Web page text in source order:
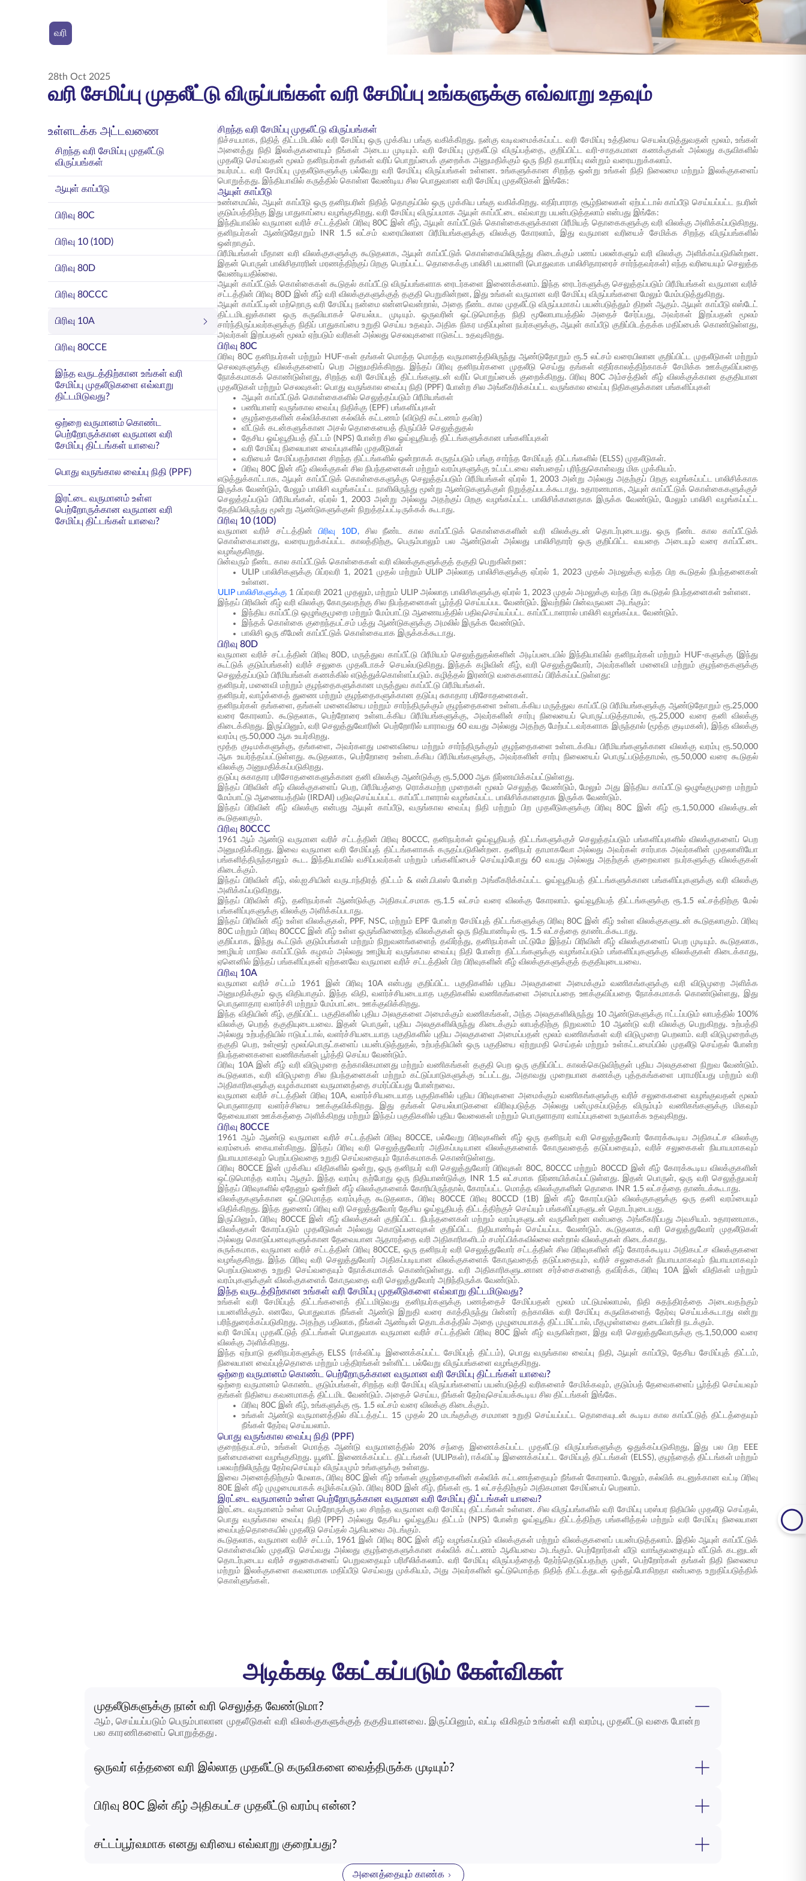
வரி
28th Oct 2025
வரி சேமிப்பு முதலீட்டு விருப்பங்கள் வரி சேமிப்பு உங்களுக்கு எவ்வாறு உதவும்
உள்ளடக்க அட்டவணை
சிறந்த வரி சேமிப்பு முதலீட்டு
விருப்பங்கள்
ஆயுள் காப்பீடு
பிரிவு 80C
பிரிவு 10 (10D)
பிரிவு 80D
பிரிவு 80CCC
பிரிவு 10A
பிரிவு 80CCE
இந்த வருடத்திற்கான உங்கள் வரி
சேமிப்பு முதலீடுகளை எவ்வாறு
திட்டமிடுவது?
ஒற்றை வருமானம் கொண்ட
பெற்றோருக்கான வருமான வரி
சேமிப்பு திட்டங்கள் யாவை?
பொது வருங்கால வைப்பு நிதி (PPF)
இரட்டை வருமானம் உள்ள
பெற்றோருக்கான வருமான வரி
சேமிப்பு திட்டங்கள் யாவை?
சிறந்த வரி சேமிப்பு முதலீட்டு விருப்பங்கள்
நிச்சயமாக, நிதித் திட்டமிடலில் வரி சேமிப்பு ஒரு முக்கிய பங்கு வகிக்கிறது. நன்கு வடிவமைக்கப்பட்ட வரி சேமிப்பு உத்தியை செயல்படுத்துவதன் மூலம், உங்கள்
அனைத்து நிதி இலக்குகளையும் நீங்கள் அடைய முடியும். வரி சேமிப்பு முதலீட்டு விருப்பத்தை, குறிப்பிட்ட வரி-சாதகமான கணக்குகள் அல்லது கருவிகளில்
முதலீடு செய்வதன் மூலம் தனிநபர்கள் தங்கள் வரிப் பொறுப்பைக் குறைக்க அனுமதிக்கும் ஒரு நிதி தயாரிப்பு என்றும் வரையறுக்கலாம்.
உயர்மட்ட வரி சேமிப்பு முதலீடுகளுக்கு பல்வேறு வரி சேமிப்பு விருப்பங்கள் உள்ளன. உங்களுக்கான சிறந்த ஒன்று உங்கள் நிதி நிலைமை மற்றும் இலக்குகளைப்
பொறுத்தது. இந்தியாவில் கருத்தில் கொள்ள வேண்டிய சில பொதுவான வரி சேமிப்பு முதலீடுகள் இங்கே:
ஆயுள் காப்பீடு
உண்மையில், ஆயுள் காப்பீடு ஒரு தனிநபரின் நிதித் தொகுப்பில் ஒரு முக்கிய பங்கு வகிக்கிறது. எதிர்பாராத சூழ்நிலைகள் ஏற்பட்டால் காப்பீடு செய்யப்பட்ட நபரின்
குடும்பத்திற்கு இது பாதுகாப்பை வழங்குகிறது. வரி சேமிப்பு விருப்பமாக ஆயுள் காப்பீட்டை எவ்வாறு பயன்படுத்தலாம் என்பது இங்கே:
இந்தியாவில் வருமான வரிச் சட்டத்தின் பிரிவு 80C இன் கீழ், ஆயுள் காப்பீட்டுக் கொள்கைகளுக்கான பிரீமியத் தொகைகளுக்கு வரி விலக்கு அளிக்கப்படுகிறது.
தனிநபர்கள் ஆண்டுதோறும் INR 1.5 லட்சம் வரையிலான பிரீமியங்களுக்கு விலக்கு கோரலாம், இது வருமான வரியைச் சேமிக்க சிறந்த விருப்பங்களில்
ஒன்றாகும்.
பிரீமியங்கள் மீதான வரி விலக்குகளுக்கு கூடுதலாக, ஆயுள் காப்பீட்டுக் கொள்கையிலிருந்து கிடைக்கும் பணப் பலன்களும் வரி விலக்கு அளிக்கப்படுகின்றன.
இதன் பொருள் பாலிசிதாரரின் மரணத்திற்குப் பிறகு பெறப்பட்ட தொகைக்கு பாலிசி பயனாளி (பொதுவாக பாலிசிதாரரைச் சார்ந்தவர்கள்) எந்த வரியையும் செலுத்த
வேண்டியதில்லை.
ஆயுள் காப்பீட்டுக் கொள்கைகள் கூடுதல் காப்பீட்டு விருப்பங்களாக ரைடர்களை இணைக்கலாம். இந்த ரைடர்களுக்கு செலுத்தப்படும் பிரீமியங்கள் வருமான வரிச்
சட்டத்தின் பிரிவு 80D இன் கீழ் வரி விலக்குகளுக்குத் தகுதி பெறுகின்றன, இது உங்கள் வருமான வரி சேமிப்பு விருப்பங்களை மேலும் மேம்படுத்துகிறது.
ஆயுள் காப்பீட்டின் மற்றொரு வரி சேமிப்பு நன்மை என்னவென்றால், அதை நீண்ட கால முதலீட்டு விருப்பமாகப் பயன்படுத்தும் திறன் ஆகும். ஆயுள் காப்பீடு எஸ்டேட்
திட்டமிடலுக்கான ஒரு கருவியாகச் செயல்பட முடியும். ஒருவரின் ஒட்டுமொத்த நிதி மூலோபாயத்தில் அதைச் சேர்ப்பது, அவர்கள் இறப்பதன் மூலம்
சார்ந்திருப்பவர்களுக்கு நிதிப் பாதுகாப்பை உறுதி செய்ய உதவும். அதிக நிகர மதிப்புள்ள நபர்களுக்கு, ஆயுள் காப்பீடு குறிப்பிடத்தக்க மதிப்பைக் கொண்டுள்ளது,
அவர்கள் இறப்பதன் மூலம் ஏற்படும் வரிகள் அல்லது செலவுகளை ஈடுகட்ட உதவுகிறது.
பிரிவு 80C
பிரிவு 80C தனிநபர்கள் மற்றும் HUF-கள் தங்கள் மொத்த மொத்த வருமானத்திலிருந்து ஆண்டுதோறும் ரூ.5 லட்சம் வரையிலான குறிப்பிட்ட முதலீடுகள் மற்றும்
செலவுகளுக்கு விலக்குகளைப் பெற அனுமதிக்கிறது. இந்தப் பிரிவு தனிநபர்களை முதலீடு செய்து தங்கள் எதிர்காலத்திற்காகச் சேமிக்க ஊக்குவிப்பதை
நோக்கமாகக் கொண்டுள்ளது, சிறந்த வரி சேமிப்புத் திட்டங்களுடன் வரிப் பொறுப்பைக் குறைக்கிறது. பிரிவு 80C அம்சத்தின் கீழ் விலக்குக்கான தகுதியான
முதலீடுகள் மற்றும் செலவுகள்: பொது வருங்கால வைப்பு நிதி (PPF) போன்ற சில அங்கீகரிக்கப்பட்ட வருங்கால வைப்பு நிதிகளுக்கான பங்களிப்புகள்
ஆயுள் காப்பீட்டுக் கொள்கைகளில் செலுத்தப்படும் பிரீமியங்கள்
பணியாளர் வருங்கால வைப்பு நிதிக்கு (EPF) பங்களிப்புகள்
குழந்தைகளின் கல்விக்கான கல்விக் கட்டணம் (விடுதி கட்டணம் தவிர)
வீட்டுக் கடன்களுக்கான அசல் தொகையைத் திருப்பிச் செலுத்துதல்
தேசிய ஓய்வூதியத் திட்டம் (NPS) போன்ற சில ஓய்வூதியத் திட்டங்களுக்கான பங்களிப்புகள்
வரி சேமிப்பு நிலையான வைப்புகளில் முதலீடுகள்
வரியைச் சேமிப்பதற்கான சிறந்த திட்டங்களில் ஒன்றாகக் கருதப்படும் பங்கு சார்ந்த சேமிப்புத் திட்டங்களில் (ELSS) முதலீடுகள்.
பிரிவு 80C இன் கீழ் விலக்குகள் சில நிபந்தனைகள் மற்றும் வரம்புகளுக்கு உட்பட்டவை என்பதைப் புரிந்துகொள்வது மிக முக்கியம்.
எடுத்துக்காட்டாக, ஆயுள் காப்பீட்டுக் கொள்கைகளுக்கு செலுத்தப்படும் பிரீமியங்கள் ஏப்ரல் 1, 2003 அன்று அல்லது அதற்குப் பிறகு வழங்கப்பட்ட பாலிசிக்காக
இருக்க வேண்டும், மேலும் பாலிசி வழங்கப்பட்ட நாளிலிருந்து மூன்று ஆண்டுகளுக்குள் நிறுத்தப்படக்கூடாது. உதாரணமாக, ஆயுள் காப்பீட்டுக் கொள்கைகளுக்குச்
செலுத்தப்படும் பிரீமியங்கள், ஏப்ரல் 1, 2003 அன்று அல்லது அதற்குப் பிறகு வழங்கப்பட்ட பாலிசிக்கானதாக இருக்க வேண்டும், மேலும் பாலிசி வழங்கப்பட்ட
தேதியிலிருந்து மூன்று ஆண்டுகளுக்குள் நிறுத்தப்பட்டிருக்கக் கூடாது.
பிரிவு 10 (10D)
வருமான வரிச் சட்டத்தின் பிரிவு 10D,சில நீண்ட கால காப்பீட்டுக் கொள்கைகளின் வரி விலக்குடன் தொடர்புடையது. ஒரு நீண்ட கால காப்பீட்டுக்
கொள்கையானது, வரையறுக்கப்பட்ட காலத்திற்கு, பெரும்பாலும் பல ஆண்டுகள் அல்லது பாலிசிதாரர் ஒரு குறிப்பிட்ட வயதை அடையும் வரை காப்பீட்டை
வழங்குகிறது.
பின்வரும் நீண்ட கால காப்பீட்டுக் கொள்கைகள் வரி விலக்குகளுக்குத் தகுதி பெறுகின்றன:
ULIP பாலிசிகளுக்கு பிப்ரவரி 1, 2021 முதல் மற்றும் ULIP அல்லாத பாலிசிகளுக்கு ஏப்ரல் 1, 2023 முதல் அமலுக்கு வந்த பிற கூடுதல் நிபந்தனைகள்
உள்ளன.
ULIP பாலிசிகளுக்கு 1 பிப்ரவரி 2021 முதலும், மற்றும் ULIP அல்லாத பாலிசிகளுக்கு ஏப்ரல் 1, 2023 முதல் அமலுக்கு வந்த பிற கூடுதல் நிபந்தனைகள் உள்ளன.
இந்தப் பிரிவின் கீழ் வரி விலக்கு கோருவதற்கு சில நிபந்தனைகள் பூர்த்தி செய்யப்பட வேண்டும். இவற்றில் பின்வருவன அடங்கும்:
இந்திய காப்பீட்டு ஒழுங்குமுறை மற்றும் மேம்பாட்டு ஆணையத்தில் பதிவுசெய்யப்பட்ட காப்பீட்டாளரால் பாலிசி வழங்கப்பட வேண்டும்.
இந்தக் கொள்கை குறைந்தபட்சம் பத்து ஆண்டுகளுக்கு அமலில் இருக்க வேண்டும்.
பாலிசி ஒரு கீமேன் காப்பீட்டுக் கொள்கையாக இருக்கக்கூடாது.
பிரிவு 80D
வருமான வரிச் சட்டத்தின் பிரிவு 80D, மருத்துவ காப்பீட்டு பிரீமியம் செலுத்துதல்களின் அடிப்படையில் இந்தியாவில் தனிநபர்கள் மற்றும் HUF-களுக்கு (இந்து
கூட்டுக் குடும்பங்கள்) வரிச் சலுகை முதலீடாகச் செயல்படுகிறது. இந்தக் கழிவின் கீழ், வரி செலுத்துவோர், அவர்களின் மனைவி மற்றும் குழந்தைகளுக்கு
செலுத்தப்படும் பிரீமியங்கள் கணக்கில் எடுத்துக்கொள்ளப்படும். கழித்தல் இரண்டு வகைகளாகப் பிரிக்கப்பட்டுள்ளது:
தனிநபர், மனைவி மற்றும் குழந்தைகளுக்கான மருத்துவ காப்பீட்டு பிரீமியங்கள்.
தனிநபர், வாழ்க்கைத் துணை மற்றும் குழந்தைகளுக்கான தடுப்பு சுகாதார பரிசோதனைகள்.
தனிநபர்கள் தங்களை, தங்கள் மனைவியை மற்றும் சார்ந்திருக்கும் குழந்தைகளை உள்ளடக்கிய மருத்துவ காப்பீட்டு பிரீமியங்களுக்கு ஆண்டுதோறும் ரூ.25,000
வரை கோரலாம். கூடுதலாக, பெற்றோரை உள்ளடக்கிய பிரீமியங்களுக்கு, அவர்களின் சார்பு நிலையைப் பொருட்படுத்தாமல், ரூ.25,000 வரை தனி விலக்கு
கிடைக்கிறது. இருப்பினும், வரி செலுத்துவோரின் பெற்றோரில் யாராவது 60 வயது அல்லது அதற்கு மேற்பட்டவர்களாக இருந்தால் (மூத்த குடிமகன்), இந்த விலக்கு
வரம்பு ரூ.50,000 ஆக உயர்கிறது.
மூத்த குடிமக்களுக்கு, தங்களை, அவர்களது மனைவியை மற்றும் சார்ந்திருக்கும் குழந்தைகளை உள்ளடக்கிய பிரீமியங்களுக்கான விலக்கு வரம்பு ரூ.50,000
ஆக உயர்த்தப்பட்டுள்ளது. கூடுதலாக, பெற்றோரை உள்ளடக்கிய பிரீமியங்களுக்கு, அவர்களின் சார்பு நிலையைப் பொருட்படுத்தாமல், ரூ.50,000 வரை கூடுதல்
விலக்கு அனுமதிக்கப்படுகிறது.
தடுப்பு சுகாதார பரிசோதனைகளுக்கான தனி விலக்கு ஆண்டுக்கு ரூ.5,000 ஆக நிர்ணயிக்கப்பட்டுள்ளது.
இந்தப் பிரிவின் கீழ் விலக்குகளைப் பெற, பிரீமியத்தை ரொக்கமற்ற முறைகள் மூலம் செலுத்த வேண்டும், மேலும் அது இந்திய காப்பீட்டு ஒழுங்குமுறை மற்றும்
மேம்பாட்டு ஆணையத்தில் (IRDAI) பதிவுசெய்யப்பட்ட காப்பீட்டாளரால் வழங்கப்பட்ட பாலிசிக்கானதாக இருக்க வேண்டும்.
இந்தப் பிரிவின் கீழ் விலக்கு என்பது ஆயுள் காப்பீடு, வருங்கால வைப்பு நிதி மற்றும் பிற முதலீடுகளுக்கு பிரிவு 80C இன் கீழ் ரூ.1,50,000 விலக்குடன்
கூடுதலாகும்.
பிரிவு 80CCC
1961 ஆம் ஆண்டு வருமான வரிச் சட்டத்தின் பிரிவு 80CCC, தனிநபர்கள் ஓய்வூதியத் திட்டங்களுக்குச் செலுத்தப்படும் பங்களிப்புகளில் விலக்குகளைப் பெற
அனுமதிக்கிறது. இவை வருமான வரி சேமிப்புத் திட்டங்களாகக் கருதப்படுகின்றன. தனிநபர் தாமாகவோ அல்லது அவர்கள் சார்பாக அவர்களின் முதலாளியோ
பங்களித்திருந்தாலும் கூட. இந்தியாவில் வசிப்பவர்கள் மற்றும் பங்களிப்பைச் செய்யும்போது 60 வயது அல்லது அதற்குக் குறைவான நபர்களுக்கு விலக்குகள்
கிடைக்கும்.
இந்தப் பிரிவின் கீழ், எல்.ஐ.சியின் வருடாந்திரத் திட்டம் & என்.பி.எஸ் போன்ற அங்கீகரிக்கப்பட்ட ஓய்வூதியத் திட்டங்களுக்கான பங்களிப்புகளுக்கு வரி விலக்கு
அளிக்கப்படுகிறது.
இந்தப் பிரிவின் கீழ், தனிநபர்கள் ஆண்டுக்கு அதிகபட்சமாக ரூ.1.5 லட்சம் வரை விலக்கு கோரலாம். ஓய்வூதியத் திட்டங்களுக்கு ரூ.1.5 லட்சத்திற்கு மேல்
பங்களிப்புகளுக்கு விலக்கு அளிக்கப்படாது.
இந்தப் பிரிவின் கீழ் உள்ள விலக்குகள், PPF, NSC, மற்றும் EPF போன்ற சேமிப்புத் திட்டங்களுக்கு பிரிவு 80C இன் கீழ் உள்ள விலக்குகளுடன் கூடுதலாகும். பிரிவு
80C மற்றும் பிரிவு 80CCC இன் கீழ் உள்ள ஒருங்கிணைந்த விலக்குகள் ஒரு நிதியாண்டில் ரூ. 1.5 லட்சத்தை தாண்டக்கூடாது.
குறிப்பாக, இந்து கூட்டுக் குடும்பங்கள் மற்றும் நிறுவனங்களைத் தவிர்த்து, தனிநபர்கள் மட்டுமே இந்தப் பிரிவின் கீழ் விலக்குகளைப் பெற முடியும். கூடுதலாக,
ஊழியர் மாநில காப்பீட்டுக் கழகம் அல்லது ஊழியர் வருங்கால வைப்பு நிதி போன்ற திட்டங்களுக்கு வழங்கப்படும் பங்களிப்புகளுக்கு விலக்குகள் கிடைக்காது,
ஏனெனில் இந்தப் பங்களிப்புகள் ஏற்கனவே வருமான வரிச் சட்டத்தின் பிற பிரிவுகளின் கீழ் விலக்குகளுக்குத் தகுதியுடையவை.
பிரிவு 10A
வருமான வரிச் சட்டம் 1961 இன் பிரிவு 10A என்பது குறிப்பிட்ட பகுதிகளில் புதிய அலகுகளை அமைக்கும் வணிகங்களுக்கு வரி விடுமுறை அளிக்க
அனுமதிக்கும் ஒரு விதியாகும். இந்த விதி, வளர்ச்சியடையாத பகுதிகளில் வணிகங்களை அமைப்பதை ஊக்குவிப்பதை நோக்கமாகக் கொண்டுள்ளது, இது
பொருளாதார வளர்ச்சி மற்றும் மேம்பாட்டை ஊக்குவிக்கிறது.
இந்த விதியின் கீழ், குறிப்பிட்ட பகுதிகளில் புதிய அலகுகளை அமைக்கும் வணிகங்கள், அந்த அலகுகளிலிருந்து 10 ஆண்டுகளுக்கு ஈட்டப்படும் லாபத்தில் 100%
விலக்கு பெறத் தகுதியுடையவை. இதன் பொருள், புதிய அலகுகளிலிருந்து கிடைக்கும் லாபத்திற்கு நிறுவனம் 10 ஆண்டு வரி விலக்கு பெறுகிறது. உற்பத்தி
அல்லது உற்பத்தியில் ஈடுபட்டால், வளர்ச்சியடையாத பகுதிகளில் புதிய அலகுகளை அமைப்பதன் மூலம் வணிகங்கள் வரி விடுமுறை பெறலாம். வரி விடுமுறைக்கு
தகுதி பெற, உள்ளூர் மூலப்பொருட்களைப் பயன்படுத்துதல், உற்பத்தியின் ஒரு பகுதியை ஏற்றுமதி செய்தல் மற்றும் உள்கட்டமைப்பில் முதலீடு செய்தல் போன்ற
நிபந்தனைகளை வணிகங்கள் பூர்த்தி செய்ய வேண்டும்.
பிரிவு 10A இன் கீழ் வரி விடுமுறை தற்காலிகமானது மற்றும் வணிகங்கள் தகுதி பெற ஒரு குறிப்பிட்ட காலக்கெடுவிற்குள் புதிய அலகுகளை நிறுவ வேண்டும்.
கூடுதலாக, வரி விடுமுறை சில நிபந்தனைகள் மற்றும் கட்டுப்பாடுகளுக்கு உட்பட்டது, அதாவது முறையான கணக்கு புத்தகங்களை பராமரிப்பது மற்றும் வரி
அதிகாரிகளுக்கு வழக்கமான வருமானத்தை சமர்ப்பிப்பது போன்றவை.
வருமான வரிச் சட்டத்தின் பிரிவு 10A, வளர்ச்சியடையாத பகுதிகளில் புதிய பிரிவுகளை அமைக்கும் வணிகங்களுக்கு வரிச் சலுகைகளை வழங்குவதன் மூலம்
பொருளாதார வளர்ச்சியை ஊக்குவிக்கிறது. இது தங்கள் செயல்பாடுகளை விரிவுபடுத்த அல்லது பன்முகப்படுத்த விரும்பும் வணிகங்களுக்கு மிகவும்
தேவையான ஊக்கத்தை அளிக்கிறது மற்றும் இந்தப் பகுதிகளில் புதிய வேலைகள் மற்றும் பொருளாதார வாய்ப்புகளை உருவாக்க உதவுகிறது.
பிரிவு 80CCE
1961 ஆம் ஆண்டு வருமான வரிச் சட்டத்தின் பிரிவு 80CCE, பல்வேறு பிரிவுகளின் கீழ் ஒரு தனிநபர் வரி செலுத்துவோர் கோரக்கூடிய அதிகபட்ச விலக்கு
வரம்பைக் கையாள்கிறது. இந்தப் பிரிவு வரி செலுத்துவோர் அதிகப்படியான விலக்குகளைக் கோருவதைத் தடுப்பதையும், வரிச் சலுகைகள் நியாயமாகவும்
நியாயமாகவும் பெறப்படுவதை உறுதி செய்வதையும் நோக்கமாகக் கொண்டுள்ளது.
பிரிவு 80CCE இன் முக்கிய விதிகளில் ஒன்று, ஒரு தனிநபர் வரி செலுத்துவோர் பிரிவுகள் 80C, 80CCC மற்றும் 80CCD இன் கீழ் கோரக்கூடிய விலக்குகளின்
ஒட்டுமொத்த வரம்பு ஆகும். இந்த வரம்பு தற்போது ஒரு நிதியாண்டுக்கு INR 1.5 லட்சமாக நிர்ணயிக்கப்பட்டுள்ளது. இதன் பொருள், ஒரு வரி செலுத்துபவர்
இந்தப் பிரிவுகளில் ஏதேனும் ஒன்றின் கீழ் விலக்குகளைக் கோரியிருந்தால், கோரப்பட்ட மொத்த விலக்குகளின் தொகை INR 1.5 லட்சத்தை தாண்டக்கூடாது.
விலக்குகளுக்கான ஒட்டுமொத்த வரம்புக்கு கூடுதலாக, பிரிவு 80CCE பிரிவு 80CCD (1B) இன் கீழ் கோரப்படும் விலக்குகளுக்கு ஒரு தனி வரம்பையும்
விதிக்கிறது. இந்த துணைப் பிரிவு வரி செலுத்துவோர் தேசிய ஓய்வூதியத் திட்டத்திற்குச் செய்யும் பங்களிப்புகளுடன் தொடர்புடையது.
இருப்பினும், பிரிவு 80CCE இன் கீழ் விலக்குகள் குறிப்பிட்ட நிபந்தனைகள் மற்றும் வரம்புகளுடன் வருகின்றன என்பதை அங்கீகரிப்பது அவசியம். உதாரணமாக,
விலக்குகள் கோரப்படும் முதலீடுகள் அல்லது கொடுப்பனவுகள் குறிப்பிட்ட நிதியாண்டில் செய்யப்பட வேண்டும். கூடுதலாக, வரி செலுத்துவோர் முதலீடுகள்
அல்லது கொடுப்பனவுகளுக்கான தேவையான ஆதாரத்தை வரி அதிகாரிகளிடம் சமர்ப்பிக்கவில்லை என்றால் விலக்குகள் கிடைக்காது.
சுருக்கமாக, வருமான வரிச் சட்டத்தின் பிரிவு 80CCE, ஒரு தனிநபர் வரி செலுத்துவோர் சட்டத்தின் சில பிரிவுகளின் கீழ் கோரக்கூடிய அதிகபட்ச விலக்குகளை
வழங்குகிறது. இந்த பிரிவு வரி செலுத்துவோர் அதிகப்படியான விலக்குகளைக் கோருவதைத் தடுப்பதையும், வரிச் சலுகைகள் நியாயமாகவும் நியாயமாகவும்
பெறப்படுவதை உறுதி செய்வதையும் நோக்கமாகக் கொண்டுள்ளது. வரி அதிகாரிகளுடனான சர்ச்சைகளைத் தவிர்க்க, பிரிவு 10A இன் விதிகள் மற்றும்
வரம்புகளுக்குள் விலக்குகளைக் கோருவதை வரி செலுத்துவோர் அறிந்திருக்க வேண்டும்.
இந்த வருடத்திற்கான உங்கள் வரி சேமிப்பு முதலீடுகளை எவ்வாறு திட்டமிடுவது?
உங்கள் வரி சேமிப்புத் திட்டங்களைத் திட்டமிடுவது தனிநபர்களுக்கு பணத்தைச் சேமிப்பதன் மூலம் மட்டுமல்லாமல், நிதி சுதந்திரத்தை அடைவதற்கும்
பயனளிக்கும். எனவே, பொதுவாக நீங்கள் ஆண்டு இறுதி வரை காத்திருந்து பின்னர் தற்காலிக வரி சேமிப்பு கருவிகளைத் தேர்வு செய்யக்கூடாது என்று
பரிந்துரைக்கப்படுகிறது. அதற்கு பதிலாக, நீங்கள் ஆண்டின் தொடக்கத்தில் அதை முழுமையாகத் திட்டமிட்டால், மீதமுள்ளவை தடையின்றி நடக்கும்.
வரி சேமிப்பு முதலீட்டுத் திட்டங்கள் பொதுவாக வருமான வரிச் சட்டத்தின் பிரிவு 80C இன் கீழ் வருகின்றன, இது வரி செலுத்துவோருக்கு ரூ.1,50,000 வரை
விலக்கு அளிக்கிறது.
இந்த ஏற்பாடு தனிநபர்களுக்கு ELSS (ஈக்விட்டி இணைக்கப்பட்ட சேமிப்புத் திட்டம்), பொது வருங்கால வைப்பு நிதி, ஆயுள் காப்பீடு, தேசிய சேமிப்புத் திட்டம்,
நிலையான வைப்புத்தொகை மற்றும் பத்திரங்கள் உள்ளிட்ட பல்வேறு விருப்பங்களை வழங்குகிறது.
ஒற்றை வருமானம் கொண்ட பெற்றோருக்கான வருமான வரி சேமிப்பு திட்டங்கள் யாவை?
ஒற்றை வருமானம் கொண்ட குடும்பங்கள், சிறந்த வரி சேமிப்பு விருப்பங்களைப் பயன்படுத்தி வரிகளைச் சேமிக்கவும், குடும்பத் தேவைகளைப் பூர்த்தி செய்யவும்
தங்கள் நிதியை கவனமாகத் திட்டமிட வேண்டும். அதைச் செய்ய, நீங்கள் தேர்வுசெய்யக்கூடிய சில திட்டங்கள் இங்கே.
பிரிவு 80C இன் கீழ், உங்களுக்கு ரூ. 1.5 லட்சம் வரை விலக்கு கிடைக்கும்.
உங்கள் ஆண்டு வருமானத்தில் கிட்டத்தட்ட 15 முதல் 20 மடங்குக்கு சமமான உறுதி செய்யப்பட்ட தொகையுடன் கூடிய கால காப்பீட்டுத் திட்டத்தையும்
நீங்கள் தேர்வு செய்யலாம்.
பொது வருங்கால வைப்பு நிதி (PPF)
குறைந்தபட்சம், உங்கள் மொத்த ஆண்டு வருமானத்தில் 20% சந்தை இணைக்கப்பட்ட முதலீட்டு விருப்பங்களுக்கு ஒதுக்கப்படுகிறது, இது பல பிற EEE
நன்மைகளை வழங்குகிறது. யூனிட் இணைக்கப்பட்ட திட்டங்கள் (ULIPகள்), ஈக்விட்டி இணைக்கப்பட்ட சேமிப்புத் திட்டங்கள் (ELSS), குழந்தைத் திட்டங்கள் மற்றும்
பலவற்றிலிருந்து தேர்வுசெய்யும் விருப்பமும் உங்களுக்கு உள்ளது.
இவை அனைத்திற்கும் மேலாக, பிரிவு 80C இன் கீழ் உங்கள் குழந்தைகளின் கல்விக் கட்டணத்தையும் நீங்கள் கோரலாம். மேலும், கல்விக் கடனுக்கான வட்டி பிரிவு
80E இன் கீழ் முழுமையாகக் கழிக்கப்படும். பிரிவு 80D இன் கீழ், நீங்கள் ரூ. 1 லட்சத்திற்கும் அதிகமான சேமிப்பைப் பெறலாம்.
இரட்டை வருமானம் உள்ள பெற்றோருக்கான வருமான வரி சேமிப்பு திட்டங்கள் யாவை?
இரட்டை வருமானம் உள்ள பெற்றோருக்கு பல சிறந்த வருமான வரி சேமிப்பு திட்டங்கள் உள்ளன. சில விருப்பங்களில் வரி சேமிப்பு பரஸ்பர நிதியில் முதலீடு செய்தல்,
பொது வருங்கால வைப்பு நிதி (PPF) அல்லது தேசிய ஓய்வூதிய திட்டம் (NPS) போன்ற ஓய்வூதிய திட்டத்திற்கு பங்களித்தல் மற்றும் வரி சேமிப்பு நிலையான
வைப்புத்தொகையில் முதலீடு செய்தல் ஆகியவை அடங்கும்.
கூடுதலாக, வருமான வரிச் சட்டம், 1961 இன் பிரிவு 80C இன் கீழ் வழங்கப்படும் விலக்குகள் மற்றும் விலக்குகளைப் பயன்படுத்தலாம். இதில் ஆயுள் காப்பீட்டுக்
கொள்கையில் முதலீடு செய்வது அல்லது குழந்தைகளுக்கான கல்விக் கட்டணம் ஆகியவை அடங்கும். பெற்றோர்கள் வீடு வாங்குவதையும் வீட்டுக் கடனுடன்
தொடர்புடைய வரிச் சலுகைகளைப் பெறுவதையும் பரிசீலிக்கலாம். வரி சேமிப்பு விருப்பத்தைத் தேர்ந்தெடுப்பதற்கு முன், பெற்றோர்கள் தங்கள் நிதி நிலைமை
மற்றும் இலக்குகளை கவனமாக மதிப்பீடு செய்வது முக்கியம், அது அவர்களின் ஒட்டுமொத்த நிதித் திட்டத்துடன் ஒத்துப்போகிறதா என்பதை உறுதிப்படுத்திக்
கொள்ளுங்கள்.
அடிக்கடி கேட்கப்படும் கேள்விகள்
முதலீடுகளுக்கு நான் வரி செலுத்த வேண்டுமா?
ஆம், செய்யப்படும் பெரும்பாலான முதலீடுகள் வரி விலக்குகளுக்குத் தகுதியானவை. இருப்பினும், வட்டி விகிதம் உங்கள் வரி வரம்பு, முதலீட்டு வகை போன்ற
பல காரணிகளைப் பொறுத்தது.
ஒருவர் எத்தனை வரி இல்லாத முதலீட்டு கருவிகளை வைத்திருக்க முடியும்?
பிரிவு 80C இன் கீழ் அதிகபட்ச முதலீட்டு வரம்பு என்ன?
சட்டப்பூர்வமாக எனது வரியை எவ்வாறு குறைப்பது?
அனைத்தையும் காண்க